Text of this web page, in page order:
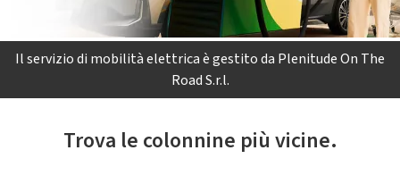
Il servizio di mobilità elettrica è gestito da Plenitude On The
Road S.r.l.
Trova le colonnine più vicine.